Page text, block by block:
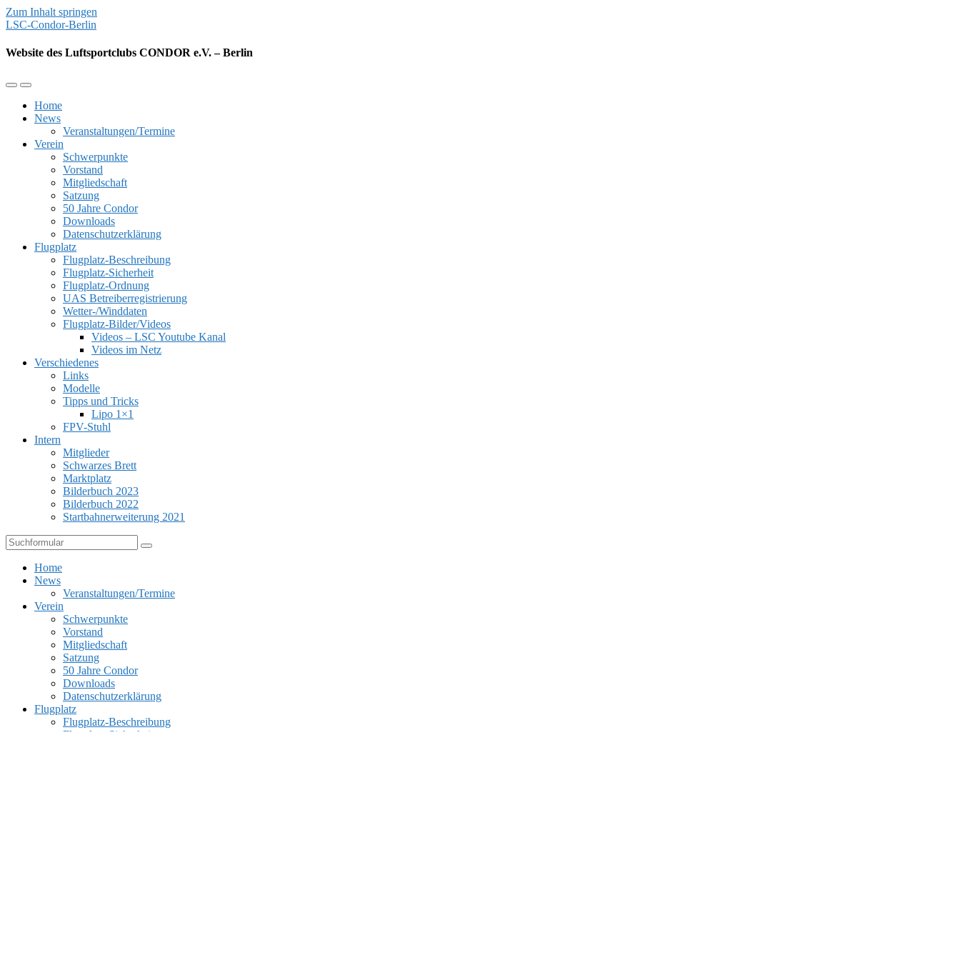
Zum Inhalt springen
LSC-Condor-Berlin
Website des Luftsportclubs CONDOR e.V. – Berlin
Mobil-
umschalten
Suchfeld
umschalten
Home
News
Veranstaltungen/Termine
Verein
Schwerpunkte
Vorstand
Mitgliedschaft
Satzung
50 Jahre Condor
Downloads
Datenschutzerklärung
Flugplatz
Flugplatz-Beschreibung
Flugplatz-Sicherheit
Flugplatz-Ordnung
UAS Betreiberregistrierung
Wetter-/Winddaten
Flugplatz-Bilder/Videos
Videos – LSC Youtube Kanal
Videos im Netz
Verschiedenes
Links
Modelle
Tipps und Tricks
Lipo 1×1
FPV-Stuhl
Intern
Mitglieder
Schwarzes Brett
Marktplatz
Bilderbuch 2023
Bilderbuch 2022
Startbahnerweiterung 2021
Suchen
Home
News
Veranstaltungen/Termine
Verein
Schwerpunkte
Vorstand
Mitgliedschaft
Satzung
50 Jahre Condor
Downloads
Datenschutzerklärung
Flugplatz
Flugplatz-Beschreibung
Flugplatz-Sicherheit